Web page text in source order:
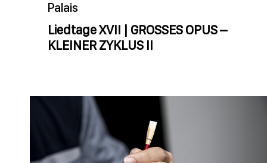
Palais
Liedtage XVII | GROSSES OPUS –
KLEINER ZYKLUS II